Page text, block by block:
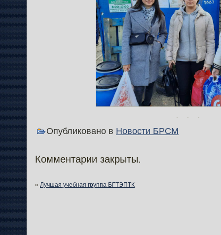
Опубликовано в Новости БРСМ
Комментарии закрыты.
« Лучшая учебная группа БГТЭПТК